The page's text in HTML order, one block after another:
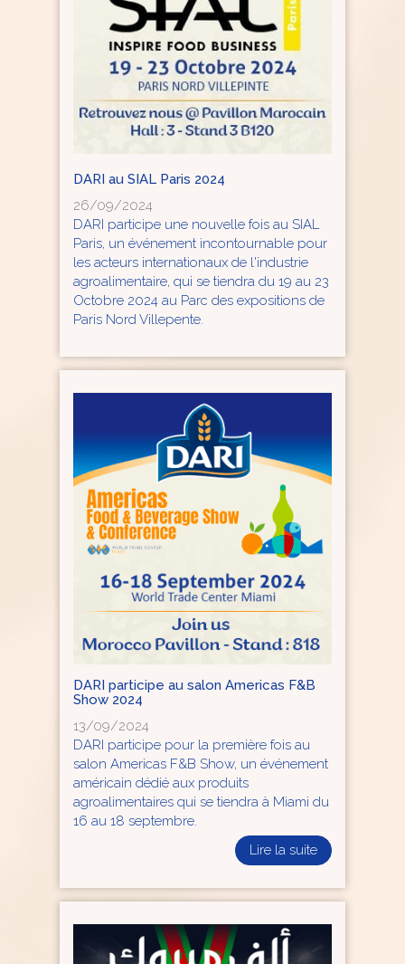
DARI au SIAL Paris 2024
26/09/2024
DARI participe une nouvelle fois au SIAL
Paris, un événement incontournable pour
les acteurs internationaux de l'industrie
agroalimentaire, qui se tiendra du 19 au 23
Octobre 2024 au Parc des expositions de
Paris Nord Villepente.
DARI participe au salon Americas F&B
Show 2024
13/09/2024
DARI participe pour la première fois au
salon Americas F&B Show, un événement
américain dédié aux produits
agroalimentaires qui se tiendra à Miami du
16 au 18 septembre.
Lire la suite